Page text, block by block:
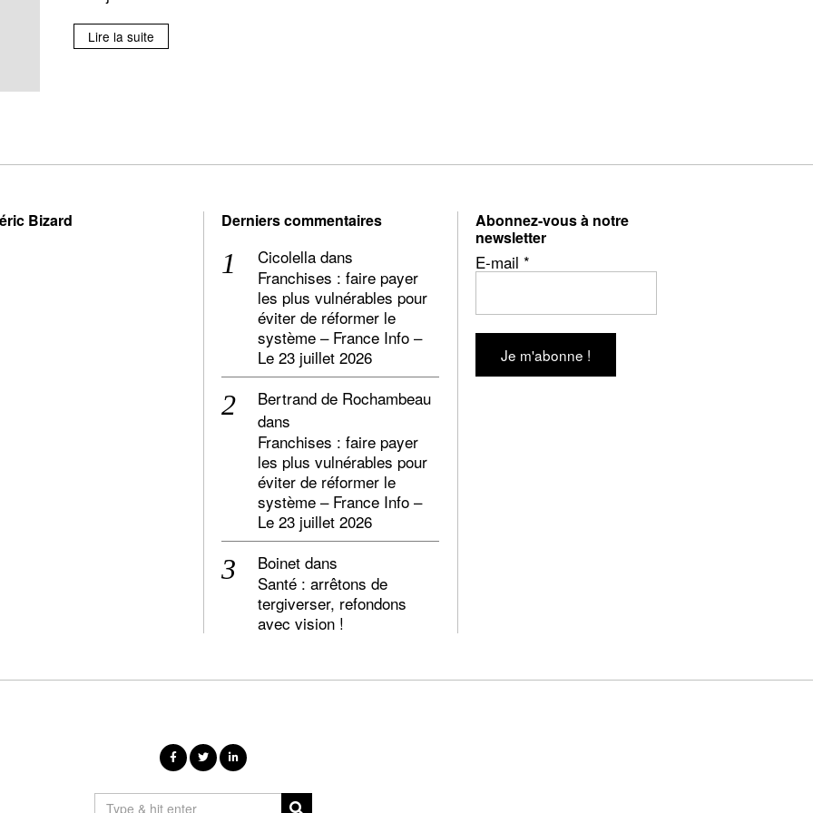
Lire la suite
Bizard Derniers commentaires
Cicolella dans
Franchises : faire payer
les plus vulnérables pour
éviter de réformer le
système – France Info –
Le 23 juillet 2026
Bertrand de Rochambeau
dans
Franchises : faire payer
les plus vulnérables pour
éviter de réformer le
système – France Info –
Le 23 juillet 2026
Boinet dans
Santé : arrêtons de
tergiverser, refondons
avec vision !
Abonnez-vous à notre
newsletter
E-mail *